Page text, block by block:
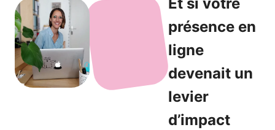
présence en
ligne
devenait un
levier
d’impact